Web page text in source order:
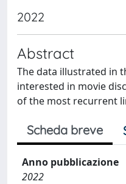
2022
Abstract
The data illustrated in
interested in movie
of the most recurrent
Scheda breve
Anno pubblicazione
2022